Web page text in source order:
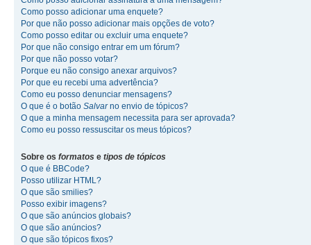
Como posso adicionar uma enquete?
Por que não posso adicionar mais opções de voto?
Como posso editar ou excluir uma enquete?
Por que não consigo entrar em um fórum?
Por que não posso votar?
Porque eu não consigo anexar arquivos?
Por que eu recebi uma advertência?
Como eu posso denunciar mensagens?
O que é o botão Salvarno envio de tópicos?
O que a minha mensagem necessita para ser aprovada?
Como eu posso ressuscitar os meus tópicos?
Sobre os formatos e tipos de tópicos
O que é BBCode?
Posso utilizar HTML?
O que são smilies?
Posso exibir imagens?
O que são anúncios globais?
O que são anúncios?
O que são tópicos fixos?